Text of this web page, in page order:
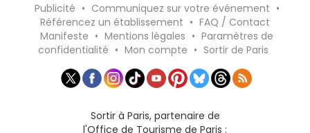
Publicité • Communiquez sur votre événement •
Référencez un établissement • FAQ / Contact
Manifeste • Mentions légales • Paramètres de
confidentialité • Mon compte • Sortir de Paris
Sortir à Paris, partenaire de
l'Office de Tourisme de Paris :